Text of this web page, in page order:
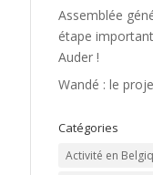
Assemblée
étape
Auder !
Wandé : le
Catégories
Activité en